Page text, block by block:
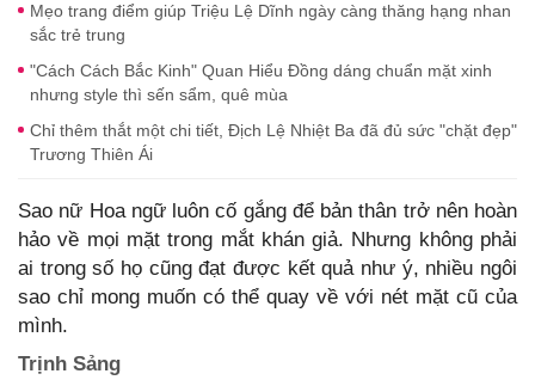
Mẹo trang điểm giúp Triệu Lệ Dĩnh ngày càng thăng hạng nhan
sắc trẻ trung
"Cách Cách Bắc Kinh" Quan Hiểu Đồng dáng chuẩn mặt xinh
nhưng style thì sến sẩm, quê mùa
Chỉ thêm thắt một chi tiết, Địch Lệ Nhiệt Ba đã đủ sức "chặt đẹp"
Trương Thiên Ái
Sao nữ Hoa ngữ luôn cố gắng để bản thân trở nên hoàn
hảo về mọi mặt trong mắt khán giả. Nhưng không phải
ai trong số họ cũng đạt được kết quả như ý, nhiều ngôi
sao chỉ mong muốn có thể quay về với nét mặt cũ của
mình.
Trịnh Sảng